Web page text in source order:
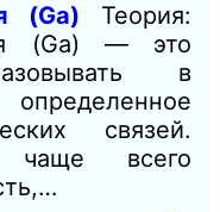
(Ga) Теория:
(Ga) — это
в
связей.
чаще всего